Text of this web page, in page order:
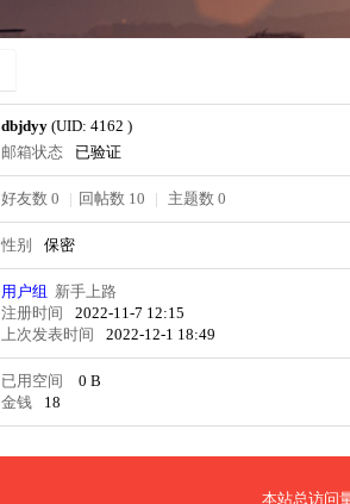
dbjdyy (UID: 4162 )
邮箱状态
已验证
好友数 0 | 回帖数 10 | 主题数 0
性别 保密
用户组 新手上路
注册时间
2022-11-7 12:15
上次发表时间
2022-12-1 18:49
已用空间
0 B
金钱
18
本站总访问